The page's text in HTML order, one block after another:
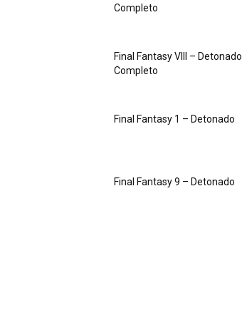
Completo
Final Fantasy VIII – Detonado
Completo
Final Fantasy 1 – Detonado
Final Fantasy 9 – Detonado